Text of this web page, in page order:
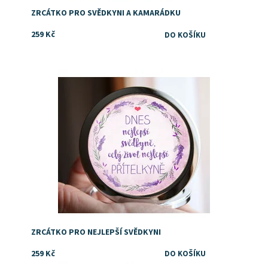
ZRCÁTKO PRO SVĚDKYNI A KAMARÁDKU
259 Kč
ZRCÁTKO PRO NEJLEPŠÍ SVĚDKYNI
259 Kč